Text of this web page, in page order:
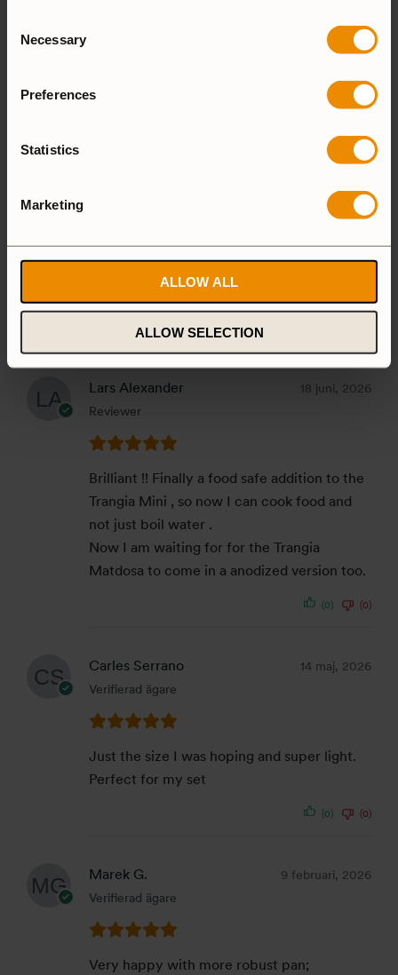
Selection
Necessary
Preferences
Statistics
Marketing
ALLOW ALL
ALLOW SELECTION
100%
4 stjärnor
0%
2 stjärnor
0%
1-4 of 4 reviews
Lars Alexander
Reviewer
18 juni, 2026
Brilliant !! Finally a food safe addition to the
Trangia Mini , so now I can cook food and
not just boil water .
Now I am waiting for for the Trangia
Matdosa to come in a anodized version too.
(0) (0)
Carles Serrano
Verifierad ägare
14 maj, 2026
Just the size I was hoping and super light.
Perfect for my set
(0) (0)
Marek G.
Verifierad ägare
9 februari, 2026
Very happy with more robust pan;